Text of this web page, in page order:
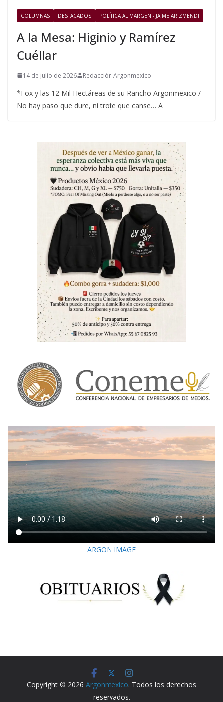
COLUMNAS DESTACADOS POLÍTICA AL MARGEN - JAIME ARIZMENDI
A la Mesa: Higinio y Ramírez
Cuéllar
14 de julio de 2026 Redacción Argonmexico
*Fox y las 12 Mil Hectáreas de su Rancho Argonmexico /
No hay paso que dure, ni trote que canse… A
ARGON IMAGE
Copyright © 2026 Argonmexico. Todos los derechos
reservados.